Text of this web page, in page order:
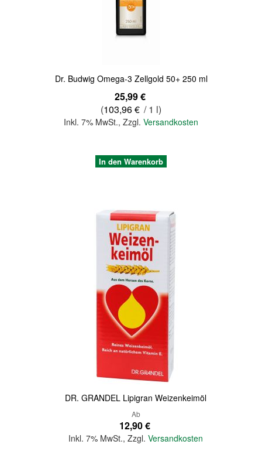
Dr. Budwig Omega-3 Zellgold 50+ 250 ml
25,99 €
(103,96 € / 1 l)
Inkl. 7% MwSt., Zzgl. Versandkosten
In den Warenkorb
DR. GRANDEL Lipigran Weizenkeimöl
Ab
12,90 €
Inkl. 7% MwSt.,Zzgl.Versandkosten